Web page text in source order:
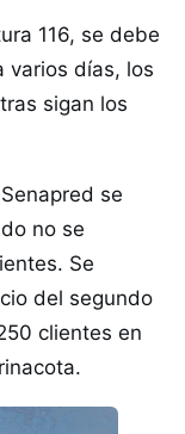
116, se debe
varios días, los
sigan los
se
no se
Se
del segundo
clientes en